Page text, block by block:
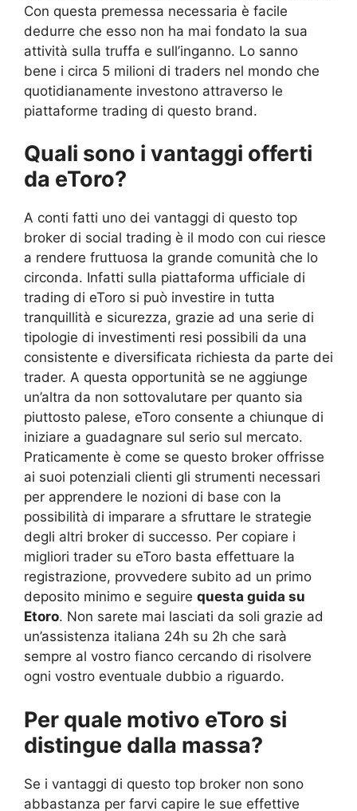
Con questa premessa necessaria è facile
dedurre che esso non ha mai fondato la sua
attività sulla truffa e sull’inganno. Lo sanno
bene i circa 5 milioni di traders nel mondo che
quotidianamente investono attraverso le
piattaforme trading di questo brand.
Quali sono i vantaggi offerti
da eToro?
A conti fatti uno dei vantaggi di questo top
broker di social trading è il modo con cui riesce
a rendere fruttuosa la grande comunità che lo
circonda. Infatti sulla piattaforma ufficiale di
trading di eToro si può investire in tutta
tranquillità e sicurezza, grazie ad una serie di
tipologie di investimenti resi possibili da una
consistente e diversificata richiesta da parte dei
trader. A questa opportunità se ne aggiunge
un’altra da non sottovalutare per quanto sia
piuttosto palese, eToro consente a chiunque di
iniziare a guadagnare sul serio sul mercato.
Praticamente è come se questo broker offrisse
ai suoi potenziali clienti gli strumenti necessari
per apprendere le nozioni di base con la
possibilità di imparare a sfruttare le strategie
degli altri broker di successo. Per copiare i
migliori trader su eToro basta effettuare la
registrazione, provvedere subito ad un primo
deposito minimo e seguire questa guida su
Etoro. Non sarete mai lasciati da soli grazie ad
un’assistenza italiana 24h su 2h che sarà
sempre al vostro fianco cercando di risolvere
ogni vostro eventuale dubbio a riguardo.
Per quale motivo eToro si
distingue dalla massa?
Se i vantaggi di questo top broker non sono
abbastanza per farvi capire le sue effettive